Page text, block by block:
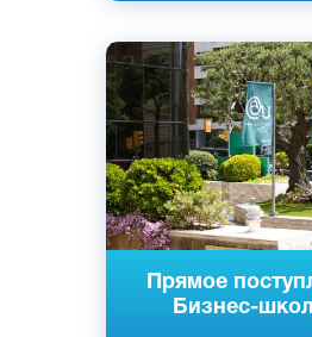
Прямое
Бизнес-
Английский
Барселона, Испания
Частный